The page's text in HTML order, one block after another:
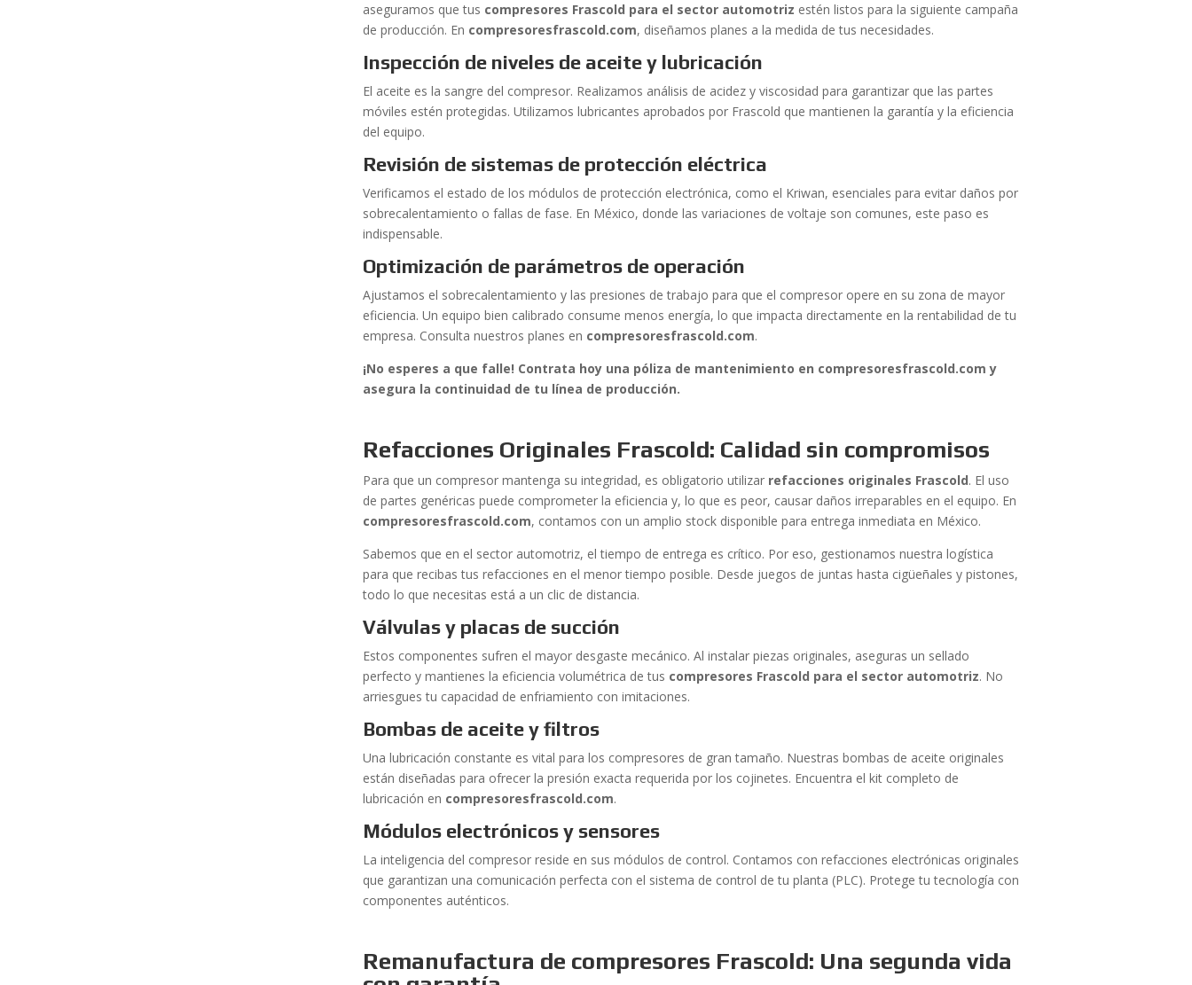
aseguramos que tus compresores Frascold para el sector automotriz estén listos para la siguiente campaña
de producción. En compresoresfrascold.com, diseñamos planes a la medida de tus necesidades.
Inspección de niveles de aceite y lubricación
El aceite es la sangre del compresor. Realizamos análisis de acidez y viscosidad para garantizar que las partes
móviles estén protegidas. Utilizamos lubricantes aprobados por Frascold que mantienen la garantía y la eficiencia
del equipo.
Revisión de sistemas de protección eléctrica
Verificamos el estado de los módulos de protección electrónica, como el Kriwan, esenciales para evitar daños por
sobrecalentamiento o fallas de fase. En México, donde las variaciones de voltaje son comunes, este paso es
indispensable.
Optimización de parámetros de operación
Ajustamos el sobrecalentamiento y las presiones de trabajo para que el compresor opere en su zona de mayor
eficiencia. Un equipo bien calibrado consume menos energía, lo que impacta directamente en la rentabilidad de tu
empresa. Consulta nuestros planes en compresoresfrascold.com.
¡No esperes a que falle! Contrata hoy una póliza de mantenimiento en compresoresfrascold.com y
asegura la continuidad de tu línea de producción.
Refacciones Originales Frascold: Calidad sin compromisos
Para que un compresor mantenga su integridad, es obligatorio utilizar refacciones originales Frascold. El uso
de partes genéricas puede comprometer la eficiencia y, lo que es peor, causar daños irreparables en el equipo. En
compresoresfrascold.com, contamos con un amplio stock disponible para entrega inmediata en México.
Sabemos que en el sector automotriz, el tiempo de entrega es crítico. Por eso, gestionamos nuestra logística
para que recibas tus refacciones en el menor tiempo posible. Desde juegos de juntas hasta cigüeñales y pistones,
todo lo que necesitas está a un clic de distancia.
Válvulas y placas de succión
Estos componentes sufren el mayor desgaste mecánico. Al instalar piezas originales, aseguras un sellado
perfecto y mantienes la eficiencia volumétrica de tus compresores Frascold para el sector automotriz. No
arriesgues tu capacidad de enfriamiento con imitaciones.
Bombas de aceite y filtros
Una lubricación constante es vital para los compresores de gran tamaño. Nuestras bombas de aceite originales
están diseñadas para ofrecer la presión exacta requerida por los cojinetes. Encuentra el kit completo de
lubricación en compresoresfrascold.com.
Módulos electrónicos y sensores
La inteligencia del compresor reside en sus módulos de control. Contamos con refacciones electrónicas originales
que garantizan una comunicación perfecta con el sistema de control de tu planta (PLC). Protege tu tecnología con
componentes auténticos.
Remanufactura de compresores Frascold: Una segunda vida